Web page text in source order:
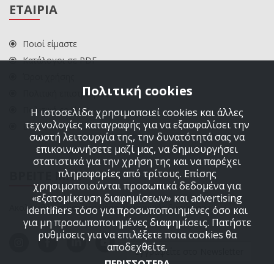
ΕΤΑΙΡΙΑ
Ποιοί είμαστε
Κατάλογοι σε PDF
Πολιτική επιστροφών
Πολιτική cookies
ΕΠΙΚΟΙΝΩΝΙΑ
ΒΡΕΙΤΕ ΜΑΣ
Ακολουθήστε μας στα μέσα κοινωνικής δικτύωσης
Εγγραφείτε στο Newsletter
Πολιτική cookies
Η ιστοσελίδα χρησιμοποιεί cookies και άλλες
τεχνολογίες καταγραφής για να εξασφαλίσει την
σωστή λειτουργία της, την δυνατότητά σας να
επικοινωνήσετε μαζί μας, να δημιουργήσει
στατιστικά για την χρήση της και να παρέχει
πληροφορίες από τρίτους. Επίσης
χρησιμοποιούνται προσωπικά δεδομένα για
«εξατομίκευση διαφημίσεων» και advertising
identifiers τόσο για προσωποποιημένες όσο και
για μη προσωποποιημένες διαφημίσεις. Πατήστε
ρυθμίσεις για να επιλέξετε ποια cookies θα
αποδεχθείτε.